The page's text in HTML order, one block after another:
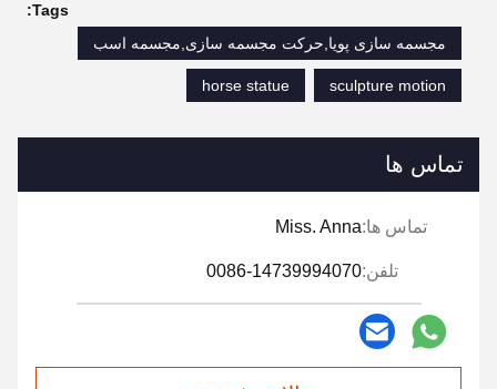
Tags:
مجسمه سازی پویا,حرکت مجسمه سازی,مجسمه اسب
sculpture motion
horse statue
تماس ها
تماس ها:Miss. Anna
تلفن:0086-14739994070